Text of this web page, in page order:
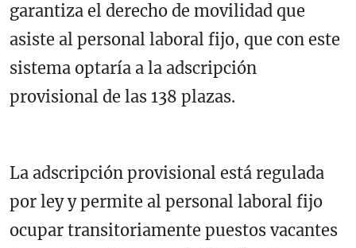
garantiza el derecho de movilidad que
asiste al personal laboral fijo, que con este
sistema optaría a la adscripción
provisional de las 138 plazas.
La adscripción provisional está regulada
por ley y permite al personal laboral fijo
ocupar transitoriamente puestos vacantes